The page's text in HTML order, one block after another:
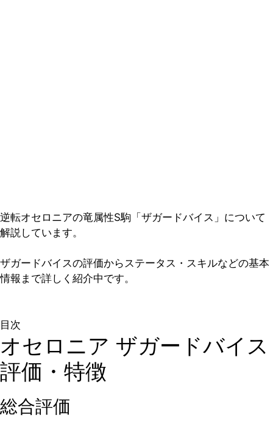
逆転オセロニアの竜属性S駒「ザガードバイス」について
解説しています。
ザガードバイスの評価からステータス・スキルなどの基本
情報まで詳しく紹介中です。
目次
オセロニア ザガードバイス
評価・特徴
総合評価